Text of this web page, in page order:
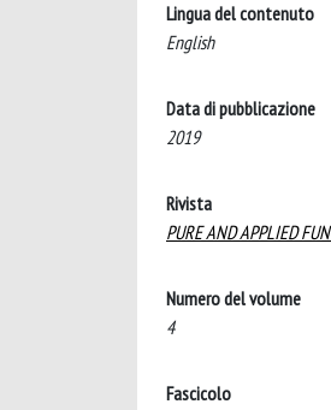
Lingua del contenuto
English
Data di pubblicazione
2019
Rivista
PURE AND APPLIED
Numero del volume
4
Fascicolo